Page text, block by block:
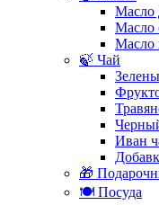
Масло
Масло
Масло
🍃 Чай
Иван
🎁
🍽️ Посуда